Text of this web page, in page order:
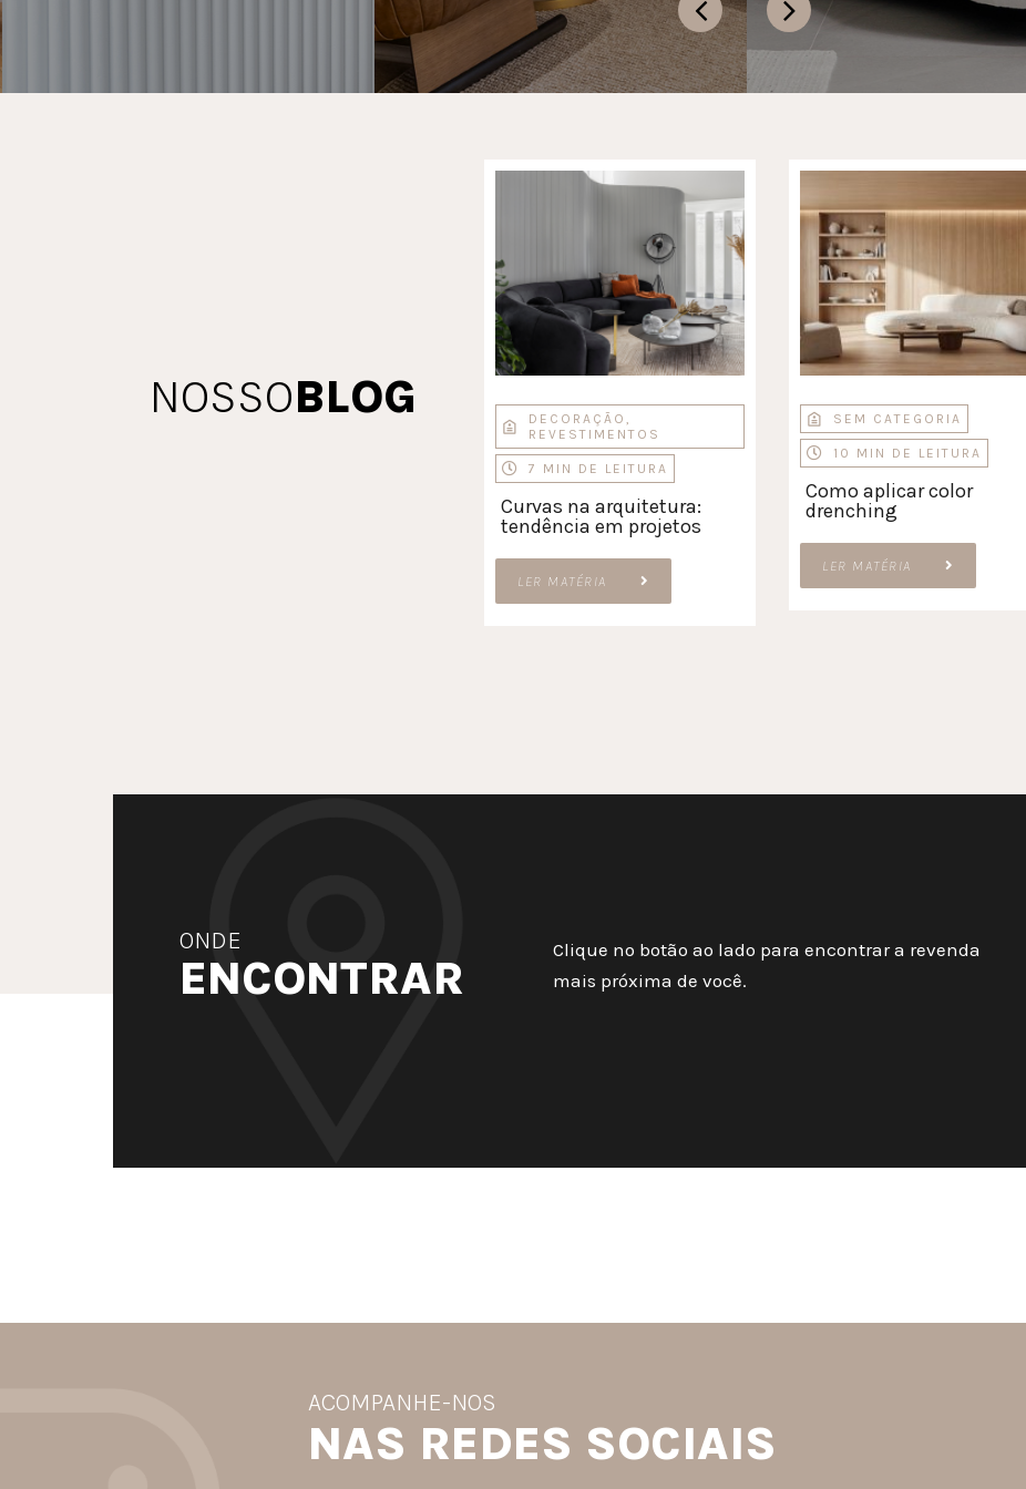
NOSSOBLOG DECORAÇÃO,
REVESTIMENTOS
7 MIN DE LEITURA
Curvas na arquitetura:
tendência em projetos
LER MATÉRIA
SEM CATEGORIA
10 MIN DE LEITURA
Como aplicar color
drenching
LER MATÉRIA
ONDE
ENCONTRAR
Clique no botão ao lado para encontrar a revenda
mais próxima de você.
ACOMPANHE-NOS
NAS REDES SOCIAIS